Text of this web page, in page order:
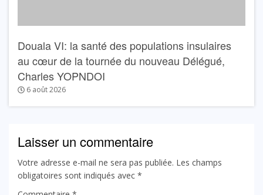
Douala VI: la santé des populations insulaires
au cœur de la tournée du nouveau Délégué,
Charles YOPNDOI
6 août 2026
Laisser un commentaire
Votre adresse e-mail ne sera pas publiée. Les champs
obligatoires sont indiqués avec *